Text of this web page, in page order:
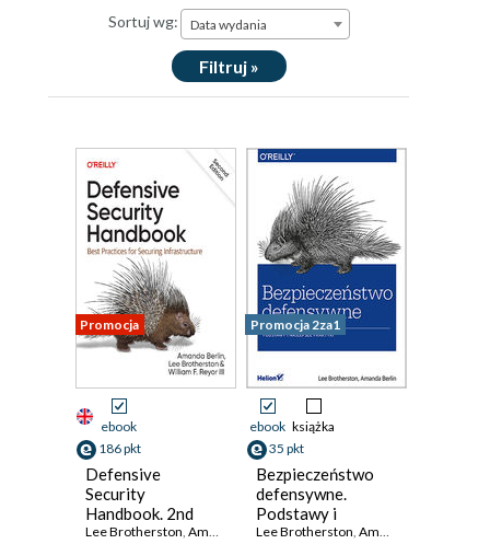
Sortuj wg: Data wydania
Filtruj »
Promocja
ebook
186 pkt
Defensive
Security
Handbook. 2nd
Edition
Lee Brotherston, Amanda Berlin ,III William F. Reyor
Promocja 2za1
ebook książka
35 pkt
Bezpieczeństwo
defensywne.
Podstawy i
najlepsze praktyki
Lee Brotherston, Amanda Berlin